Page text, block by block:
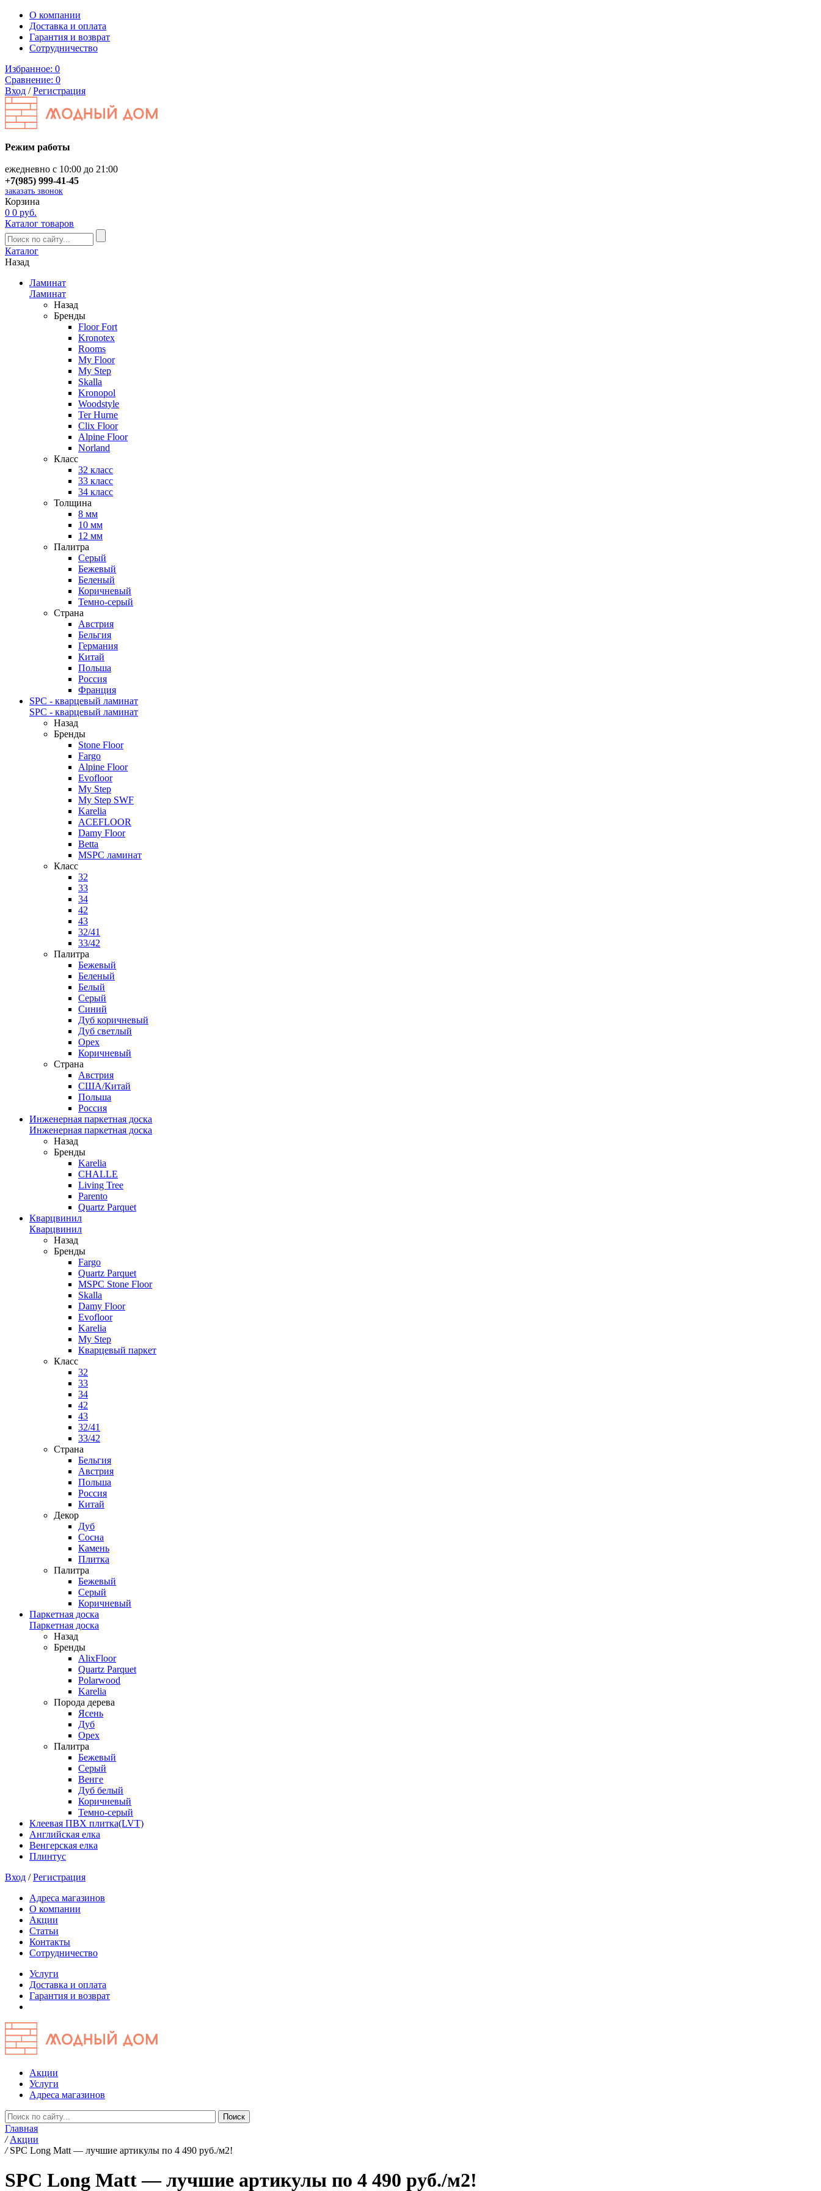
О компании
Доставка и оплата
Гарантия и возврат
Сотрудничество
Избранное: 0
Сравнение: 0
Вход /Регистрация
Режим работы
ежедневно с 10:00 до 21:00
+7(985) 999-41-45
заказать звонок
Корзина
0 0 руб.
Каталог товаров
Каталог
Назад
Ламинат
Ламинат
Назад
Бренды
Floor Fort
Kronotex
Rooms
My Floor
My Step
Skalla
Kronopol
Woodstyle
Ter Hurne
Clix Floor
Alpine Floor
Norland
Класс
32 класс
33 класс
34 класс
Толщина
8 мм
10 мм
12 мм
Палитра
Серый
Бежевый
Беленый
Коричневый
Темно-серый
Страна
Австрия
Бельгия
Германия
Китай
Польша
Россия
Франция
SPC - кварцевый ламинат
SPC - кварцевый ламинат
Назад
Бренды
Stone Floor
Fargo
Alpine Floor
Evofloor
My Step
My Step SWF
Karelia
ACEFLOOR
Damy Floor
Betta
MSPC ламинат
Класс
32
33
34
42
43
32/41
33/42
Палитра
Бежевый
Беленый
Белый
Серый
Синий
Дуб коричневый
Дуб светлый
Орех
Коричневый
Страна
Австрия
США/Китай
Польша
Россия
Инженерная паркетная доска
Инженерная паркетная доска
Назад
Бренды
Karelia
CHALLE
Living Tree
Parento
Quartz Parquet
Кварцвинил
Кварцвинил
Назад
Бренды
Fargo
Quartz Parquet
MSPC Stone Floor
Skalla
Damy Floor
Evofloor
Karelia
My Step
Кварцевый паркет
Класс
32
33
34
42
43
32/41
33/42
Страна
Бельгия
Австрия
Польша
Россия
Китай
Декор
Дуб
Сосна
Камень
Плитка
Палитра
Бежевый
Серый
Коричневый
Паркетная доска
Паркетная доска
Назад
Бренды
AlixFloor
Quartz Parquet
Polarwood
Karelia
Порода дерева
Ясень
Дуб
Орех
Палитра
Бежевый
Серый
Венге
Дуб белый
Коричневый
Темно-серый
Клеевая ПВХ плитка(LVT)
Английская елка
Венгерская елка
Плинтус
Вход /Регистрация
Адреса магазинов
О компании
Акции
Статьи
Контакты
Сотрудничество
Услуги
Доставка и оплата
Гарантия и возврат
Акции
Услуги
Адреса магазинов
Главная
/ Акции
/ SPC Long Matt — лучшие артикулы по 4 490 руб./м2!
SPC Long Matt — лучшие артикулы по 4 490 руб./м2!